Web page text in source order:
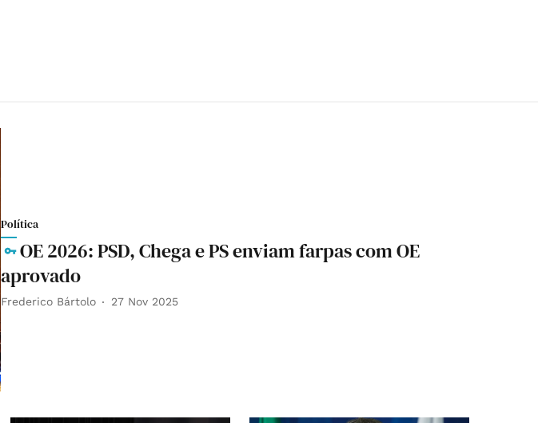
Política
OE 2026: PSD, Chega e PS enviam farpas com OE
aprovado
Frederico Bártolo 27 Nov 2025